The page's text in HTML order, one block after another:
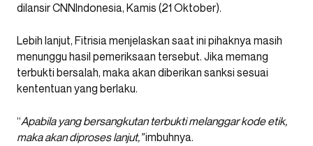
dilansir CNNIndonesia, Kamis (21 Oktober).
Lebih lanjut, Fitrisia menjelaskan saat ini pihaknya masih
menunggu hasil pemeriksaan tersebut. Jika memang
terbukti bersalah, maka akan diberikan sanksi sesuai
kententuan yang berlaku.
“Apabila yang bersangkutan terbukti melanggar kode etik,
maka akan diproses lanjut,”imbuhnya.